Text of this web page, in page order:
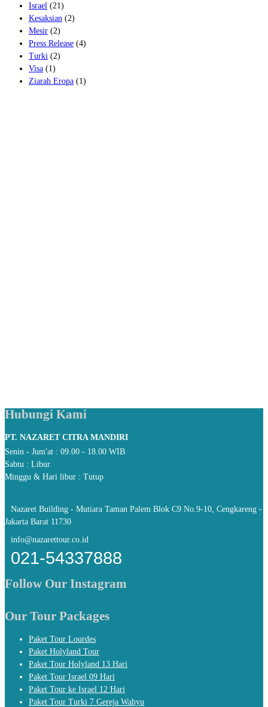
Israel (21)
Kesaksian (2)
Mesir (2)
Press Release (4)
Turki (2)
Visa (1)
Ziarah Eropa (1)
Hubungi Kami
PT. NAZARET CITRA MANDIRI
Senin - Jum'at : 09.00 - 18.00 WIB
Sabtu : Libur
Minggu & Hari libur : Tutup
Nazaret Building - Mutiara Taman Palem Blok C9 No.9-10, Cengkareng -
Jakarta Barat 11730
info@nazarettour.co.id
021-54337888
Follow Our Instagram
Our Tour Packages
Paket Tour Lourdes
Paket Holyland Tour
Paket Tour Holyland 13 Hari
Paket Tour Israel 09 Hari
Paket Tour ke Israel 12 Hari
Paket Tour Turki 7 Gereja Wahyu